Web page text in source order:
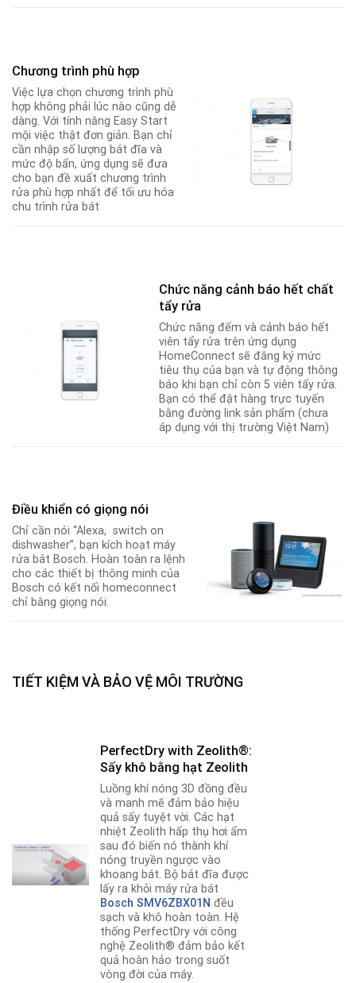
Chương trình phù hợp
Việc lựa chọn chương trình phù
hợp không phải lúc nào cũng dễ
dàng. Với tính năng Easy Start
mội việc thật đơn giản. Bạn chỉ
cần nhập số lượng bát đĩa và
mức độ bẩn, ứng dụng sẽ đưa
cho bạn đề xuất chương trình
rửa phù hợp nhất để tối ưu hóa
chu trình rửa bát
Chức năng cảnh báo hết chất
tẩy rửa
Chức năng đếm và cảnh báo hết
viên tẩy rửa trên ứng dụng
HomeConnect sẽ đăng ký mức
tiêu thụ của bạn và tự động thông
báo khi bạn chỉ còn 5 viên tẩy rửa.
Bạn có thể đặt hàng trực tuyến
bằng đường link sản phẩm (chưa
áp dụng với thị trường Việt Nam)
Điều khiển có giọng nói
Chỉ cần nói “Alexa, switch on
dishwasher”, bạn kích hoạt máy
rửa bát Bosch. Hoàn toàn ra lệnh
cho các thiết bị thông minh của
Bosch có kết nối homeconnect
chỉ bằng giọng nói.
TIẾT KIỆM VÀ BẢO VỆ MÔI TRƯỜNG
PerfectDry with Zeolith®:
Sấy khô bằng hạt Zeolith
Luồng khí nóng 3D đồng đều
và manh mẽ đảm bảo hiệu
quả sấy tuyệt vời. Các hạt
nhiệt Zeolith hấp thụ hơi ẩm
sau đó biến nó thành khí
nóng truyền ngược vào
khoang bát. Bộ bát đĩa được
lấy ra khỏi máy rửa bát
Bosch SMV6ZBX01N đều
sạch và khô hoàn toàn. Hệ
thống PerfectDry với công
nghệ Zeolith® đảm bảo kết
quả hoàn hảo trong suốt
vòng đời của máy.